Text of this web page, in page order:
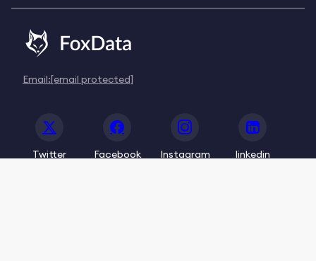
Email:[email protected]
Twitter Facebook Instagram linkedin